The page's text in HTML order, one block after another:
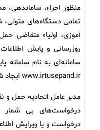
منظور اجراء، ساماندهی،
تمامی دستگاه‌های
آموزی، اولیاء متقاضی
روزرسانی و پایش
سامانه‌ای به نام سامانه
www.irtusepand.ir ایجاد شده است.
مدیر عامل اتحادیه حمل و
درخواست‌های بی شمار
درخواست و یا ویرایش